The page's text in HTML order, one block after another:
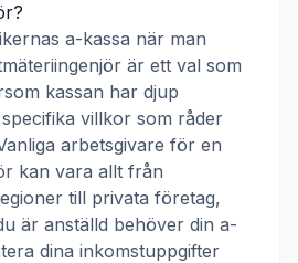
?
a-kassa när man
är ett val som
kassan har djup
villkor som råder
arbetsgivare för en
kan vara allt från
till privata företag,
är anställd behöver din a-
dina inkomstuppgifter